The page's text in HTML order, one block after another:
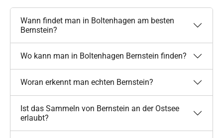
Wann findet man in Boltenhagen am besten
Bernstein?
Wo kann man in Boltenhagen Bernstein finden?
Woran erkennt man echten Bernstein?
Ist das Sammeln von Bernstein an der Ostsee
erlaubt?